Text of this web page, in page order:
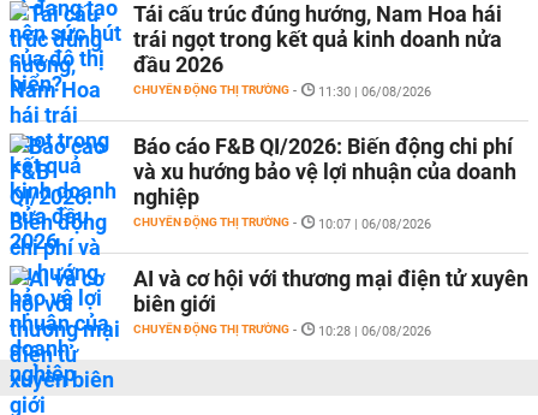
Tái cấu trúc đúng hướng, Nam Hoa hái
trái ngọt trong kết quả kinh doanh nửa
đầu 2026
CHUYỂN ĐỘNG THỊ TRƯỜNG - 11:30 | 06/08/2026
Báo cáo F&B QI/2026: Biến động chi phí
và xu hướng bảo vệ lợi nhuận của doanh
nghiệp
CHUYỂN ĐỘNG THỊ TRƯỜNG - 10:07 | 06/08/2026
AI và cơ hội với thương mại điện tử xuyên
biên giới
CHUYỂN ĐỘNG THỊ TRƯỜNG - 10:28 | 06/08/2026